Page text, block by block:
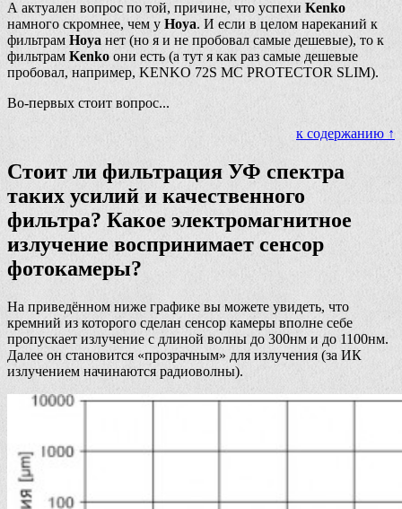
А актуален вопрос по той, причине, что успехи Kenko
намного скромнее, чем у Hoya. И если в целом нареканий к
фильтрам Hoya нет (но я и не пробовал самые дешевые), то к
фильтрам Kenko они есть (а тут я как раз самые дешевые
пробовал, например, KENKO 72S MC PROTECTOR SLIM).
Во-первых стоит вопрос...
к содержанию ↑
Стоит ли фильтрация УФ спектра
таких усилий и качественного
фильтра? Какое электромагнитное
излучение воспринимает сенсор
фотокамеры?
На приведённом ниже графике вы можете увидеть, что
кремний из которого сделан сенсор камеры вполне себе
пропускает излучение с длиной волны до 300нм и до 1100нм.
Далее он становится «прозрачным» для излучения (за ИК
излучением начинаются радиоволны).